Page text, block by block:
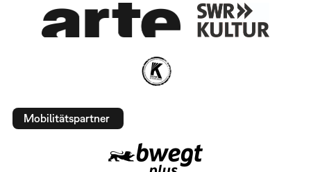
Mobilitätspartner